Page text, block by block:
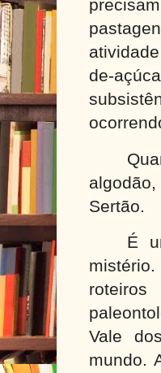
de-
Sertão.
É
Vale
mundo.